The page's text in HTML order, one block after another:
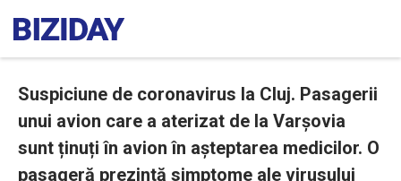
Suspiciune de coronavirus la Cluj. Pasagerii
unui avion care a aterizat de la Varșovia
sunt ținuți în avion în așteptarea medicilor. O
pasageră prezintă simptome ale virusului